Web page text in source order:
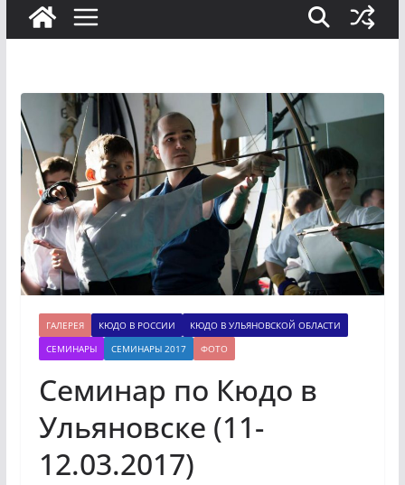
ГАЛЕРЕЯ КЮДО В РОССИИ
КЮДО В УЛЬЯНОВСКОЙ ОБЛАСТИ
СЕМИНАРЫ
СЕМИНАРЫ 2017 ФОТО
Семинар по Кюдо в
Ульяновске (11-
12.03.2017)